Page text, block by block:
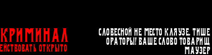
ОТКРЫТО
Словесной не место кляузе. Тише
ораторы! Ваше слово товарищ
Маузер